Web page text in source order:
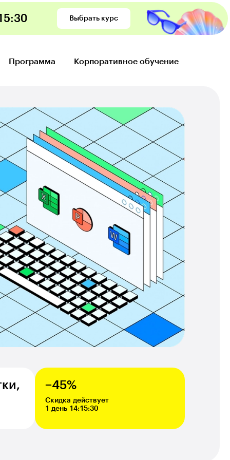
:28 Выбрать курс
Программа Корпоративное обучение
−45%
Скидка действует
1 день 14:15:28